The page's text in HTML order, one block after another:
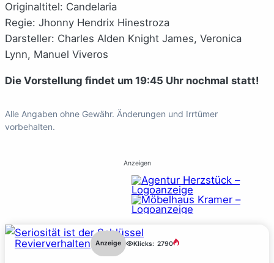
Originaltitel: Candelaria
Regie: Jhonny Hendrix Hinestroza
Darsteller: Charles Alden Knight James, Veronica
Lynn, Manuel Viveros
Die Vorstellung findet um 19:45 Uhr nochmal statt!
Alle Angaben ohne Gewähr. Änderungen und Irrtümer
vorbehalten.
Anzeigen
Revierverhalten Anzeige Klicks: 2790